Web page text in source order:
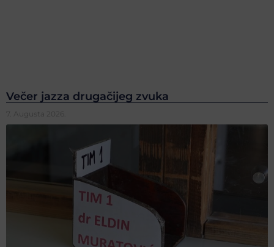
Večer jazza drugačijeg zvuka
7. Augusta 2026.